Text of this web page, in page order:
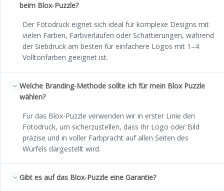
beim Blox-Puzzle?
Der Fotodruck eignet sich ideal für komplexe Designs mit
vielen Farben, Farbverläufen oder Schattierungen, während
der Siebdruck am besten für einfachere Logos mit 1–4
Volltonfarben geeignet ist.
Welche Branding-Methode sollte ich für mein Blox Puzzle
wählen?
Für das Blox-Puzzle verwenden wir in erster Linie den
Fotodruck, um sicherzustellen, dass Ihr Logo oder Bild
präzise und in voller Farbpracht auf allen Seiten des
Würfels dargestellt wird.
Gibt es auf das Blox-Puzzle eine Garantie?